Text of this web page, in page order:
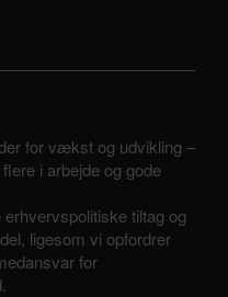
for vækst og udvikling –
i arbejde og gode
tiltag og
ligesom vi opfordrer
for